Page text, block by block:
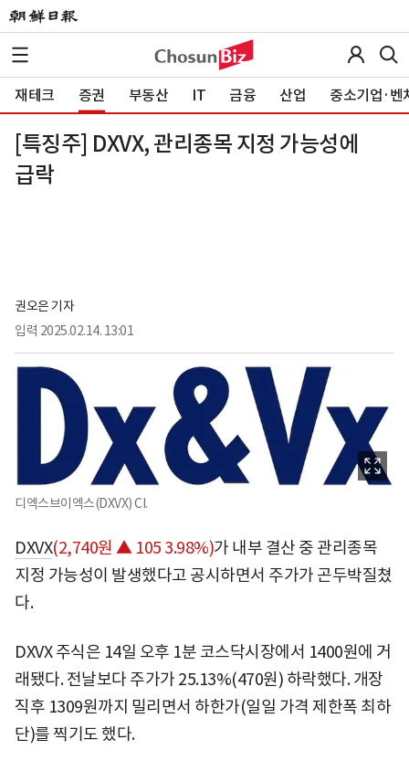
재테크 증권 부동산 IT 금융 산업 중소기업·벤
[특징주] DXVX, 관리종목 지정 가능성에
급락
권오은 기자
입력 2025.02.14. 13:01
디엑스브이엑스(DXVX) CI.
DXVX(2,740원 ▲ 105 3.98%)가 내부 결산 중 관리종목
지정 가능성이 발생했다고 공시하면서 주가가 곤두박질쳤
다.
DXVX 주식은 14일 오후 1분 코스닥시장에서 1400원에 거
래됐다. 전날보다 주가가 25.13%(470원) 하락했다. 개장
직후 1309원까지 밀리면서 하한가(일일 가격 제한폭 최하
단)를 찍기도 했다.